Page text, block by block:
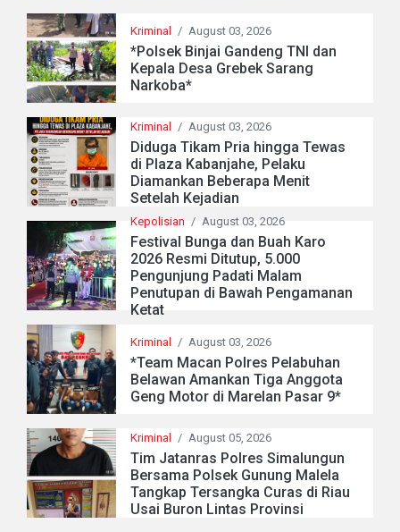
Kriminal / August 03, 2026
*Polsek Binjai Gandeng TNI dan
Kepala Desa Grebek Sarang
Narkoba*
Kriminal / August 03, 2026
Diduga Tikam Pria hingga Tewas
di Plaza Kabanjahe, Pelaku
Diamankan Beberapa Menit
Setelah Kejadian
Kepolisian / August 03, 2026
Festival Bunga dan Buah Karo
2026 Resmi Ditutup, 5.000
Pengunjung Padati Malam
Penutupan di Bawah Pengamanan
Ketat
Kriminal / August 03, 2026
*Team Macan Polres Pelabuhan
Belawan Amankan Tiga Anggota
Geng Motor di Marelan Pasar 9*
Kriminal / August 05, 2026
Tim Jatanras Polres Simalungun
Bersama Polsek Gunung Malela
Tangkap Tersangka Curas di Riau
Usai Buron Lintas Provinsi